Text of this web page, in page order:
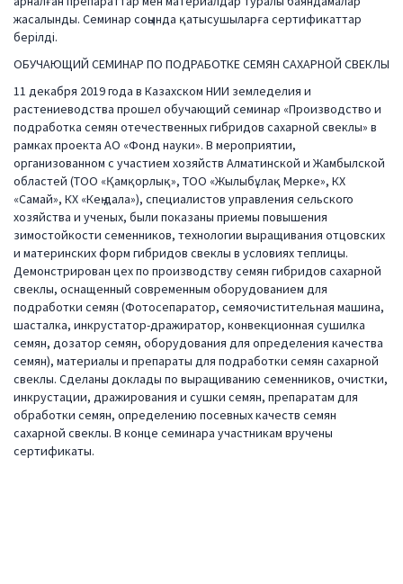
жасалынды. Семинар соңында қатысушыларға сертификаттар
берілді.
ОБУЧАЮЩИЙ СЕМИНАР ПО ПОДРАБОТКЕ СЕМЯН САХАРНОЙ СВЕКЛЫ
11 декабря 2019 года в Казахском НИИ земледелия и
растениеводства прошел обучающий семинар «Производство и
подработка семян отечественных гибридов сахарной свеклы» в
рамках проекта АО «Фонд науки». В мероприятии,
организованном с участием хозяйств Алматинской и Жамбылской
областей (ТОО «Қамқорлық», ТОО «Жылыбұлақ Мерке», КХ
«Самай», КХ «Кең дала»), специалистов управления сельского
хозяйства и ученых, были показаны приемы повышения
зимостойкости семенников, технологии выращивания отцовских
и материнских форм гибридов свеклы в условиях теплицы.
Демонстрирован цех по производству семян гибридов сахарной
свеклы, оснащенный современным оборудованием для
подработки семян (Фотосепаратор, семяочистительная машина,
шасталка, инкрустатор-дражиратор, конвекционная сушилка
семян, дозатор семян, оборудования для определения качества
семян), материалы и препараты для подработки семян сахарной
свеклы. Сделаны доклады по выращиванию семенников, очистки,
инкрустации, дражирования и сушки семян, препаратам для
обработки семян, определению посевных качеств семян
сахарной свеклы. В конце семинара участникам вручены
сертификаты.